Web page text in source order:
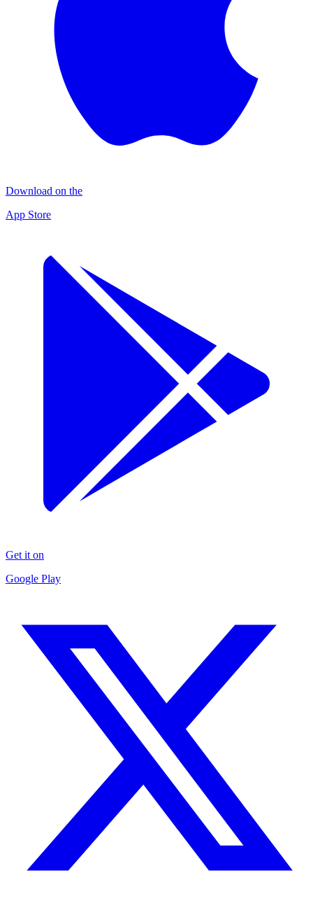
Download on the
App Store
Get it on
Google Play